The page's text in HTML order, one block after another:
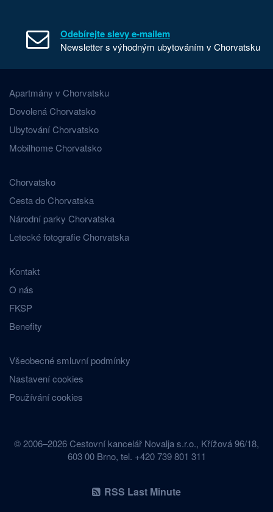
Odebírejte slevy e-mailem
Newsletter s výhodným ubytováním v Chorvatsku
Apartmány v Chorvatsku
Dovolená Chorvatsko
Ubytování Chorvatsko
Mobilhome Chorvatsko
Chorvatsko
Cesta do Chorvatska
Národní parky Chorvatska
Letecké fotografie Chorvatska
Kontakt
O nás
FKSP
Benefity
Všeobecné smluvní podmínky
Nastavení cookies
Používání cookies
© 2006–2026 Cestovní kancelář Novalja s.r.o., Křížová 96/18,
603 00 Brno, tel. +420 739 801 311
RSS Last Minute